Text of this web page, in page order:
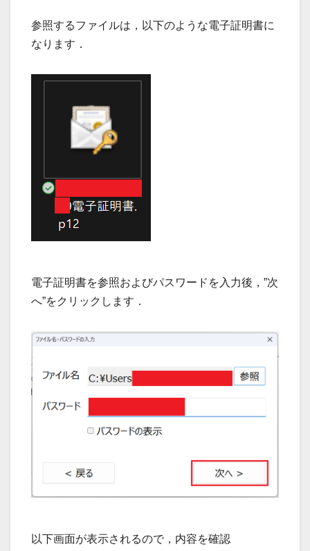
参照するファイルは，以下のような電子証明書に
なります．
電子証明書を参照およびパスワードを入力後，”次
へ”をクリックします．
以下画面が表示されるので，内容を確認